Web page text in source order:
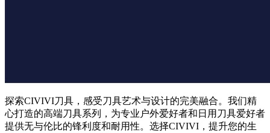
探索CIVIVI刀具，感受刀具艺术与设计的完美融合。我们精
心打造的高端刀具系列，为专业户外爱好者和日用刀具爱好者
提供无与伦比的锋利度和耐用性。选择CIVIVI，提升您的生